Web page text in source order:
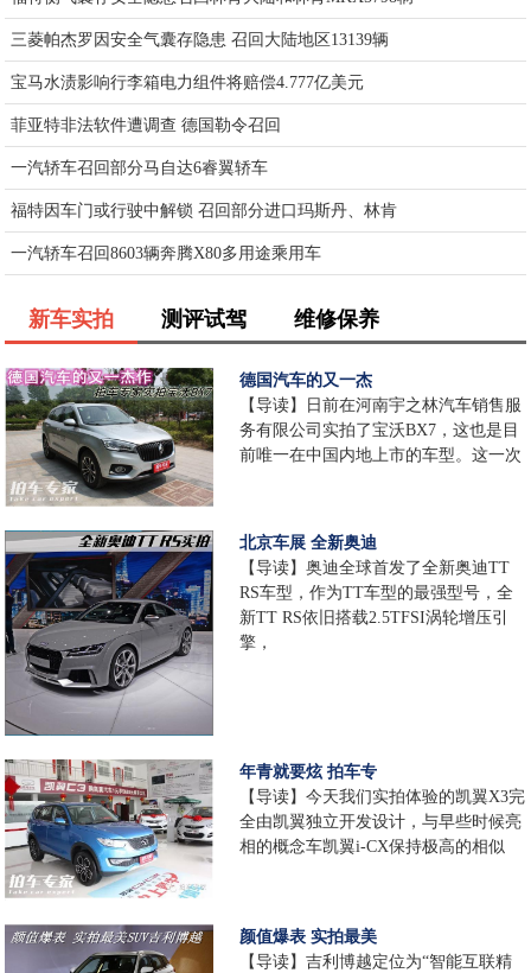
三菱帕杰罗因安全气囊存隐患 召回大陆地区13139辆
宝马水渍影响行李箱电力组件将赔偿4.777亿美元
菲亚特非法软件遭调查 德国勒令召回
一汽轿车召回部分马自达6睿翼轿车
福特因车门或行驶中解锁 召回部分进口玛斯丹、林肯
一汽轿车召回8603辆奔腾X80多用途乘用车
新车实拍 测评试驾 维修保养
德国汽车的又一杰
【导读】日前在河南宇之林汽车销售服
务有限公司实拍了宝沃BX7，这也是目
前唯一在中国内地上市的车型。这一次
北京车展 全新奥迪
【导读】奥迪全球首发了全新奥迪TT
RS车型，作为TT车型的最强型号，全
新TT RS依旧搭载2.5TFSI涡轮增压引
擎，
年青就要炫 拍车专
【导读】今天我们实拍体验的凯翼X3完
全由凯翼独立开发设计，与早些时候亮
相的概念车凯翼i-CX保持极高的相似
颜值爆表 实拍最美
【导读】吉利博越定位为“智能互联精